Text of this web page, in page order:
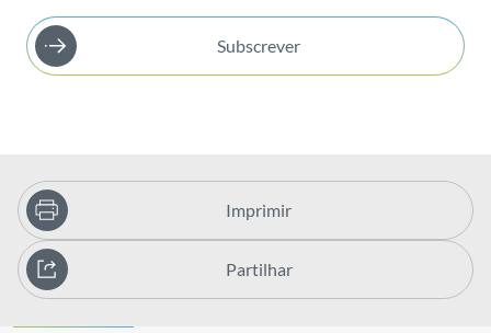
Subscrever
Imprimir
Partilhar